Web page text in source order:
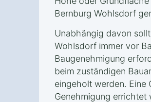
Bernburg Wohlsdorf
Unabhängig davon
Wohlsdorf immer vor
Baugenehmigung
beim zuständigen
eingeholt werden. Eine
Genehmigung errichtet